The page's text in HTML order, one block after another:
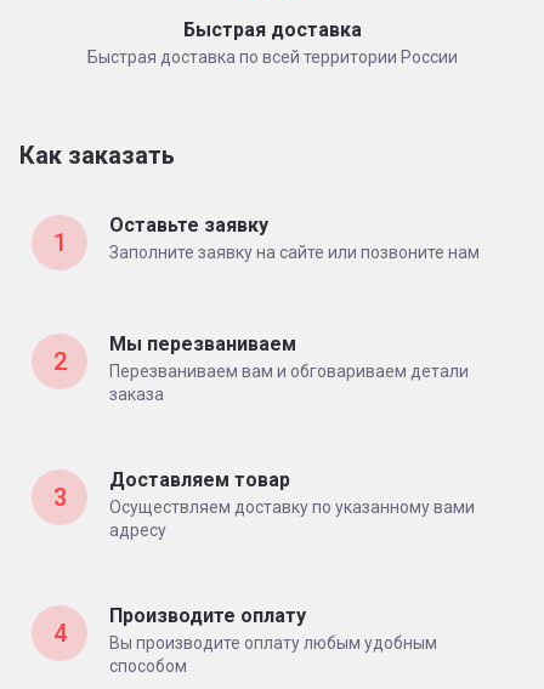
Быстрая доставка
Быстрая доставка по всей территории России
Как заказать
1
Оставьте заявку
Заполните заявку на сайте или позвоните нам
2
Мы перезваниваем
Перезваниваем вам и обговариваем детали
заказа
3
Доставляем товар
Осуществляем доставку по указанному вами
адресу
4
Производите оплату
Вы производите оплату любым удобным
способом